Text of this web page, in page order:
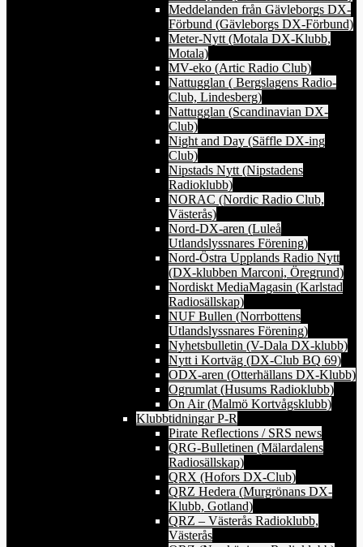
Meddelanden från Gävleborgs DX-
Förbund (Gävleborgs DX-Förbund)
Meter-Nytt (Motala DX-Klubb,
Motala)
MV-eko (Artic Radio Club)
Nattugglan ( Bergslagens Radio-
Club, Lindesberg)
Nattugglan (Scandinavian DX-
Club)
Night and Day (Säffle DX-ing
Club)
Nipstads Nytt (Nipstadens
Radioklubb)
NORAC (Nordic Radio Club,
Västerås)
Nord-DX-aren (Luleå
Utlandslyssnares Förening)
Nord-Östra Upplands Radio Nytt
(DX-klubben Marconi, Öregrund)
Nordiskt MediaMagasin (Karlstad
Radiosällskap)
NUF Bullen (Norrbottens
Utlandslyssnares Förening)
Nyhetsbulletin (V-Dala DX-klubb)
Nytt i Kortväg (DX-Club BQ 69)
ODX-aren (Otterhällans DX-Klubb)
Ogrumlat (Husums Radioklubb)
On Air (Malmö Kortvågsklubb)
Klubbtidningar P-R
Pirate Reflections / SRS news
QRG-Bulletinen (Mälardalens
Radiosällskap)
QRX (Hofors DX-Club)
QRZ Hedera (Murgrönans DX-
Klubb, Gotland)
QRZ – Västerås Radioklubb,
Västerås